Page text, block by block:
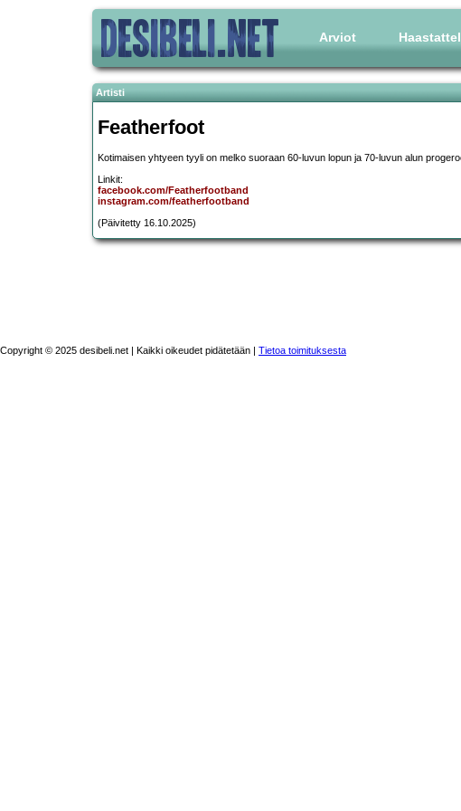
Arviot
Artisti
Featherfoot
Kotimaisen yhtyeen tyyli on melko suoraan 60-luvun lopun ja 70-luvun alun
Linkit:
facebook.com/Featherfootband
instagram.com/featherfootband
(Päivitetty 16.10.2025)
Copyright © 2025 desibeli.net | Kaikki oikeudet pidätetään | Tietoa toimituksesta